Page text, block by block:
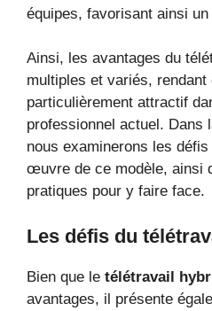
équipes, favorisant ainsi
Ainsi, les avantages du
multiples et variés,
particulièrement attractif
professionnel actuel. Dans
nous examinerons les
œuvre de ce modèle, ainsi
pratiques pour y faire face.
Les défis du
Bien que le télétravail
avantages, il présente